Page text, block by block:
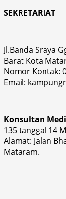
SEKRETARIAT
Jl.Banda Sraya
Barat Kota
Nomor Kontak:
Email:
Konsultan
135 tanggal 14
Alamat: Jalan
Mataram.